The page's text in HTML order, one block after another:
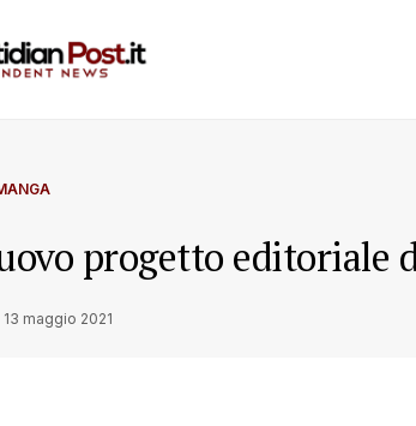
progetto editoriale
13 maggio 2021